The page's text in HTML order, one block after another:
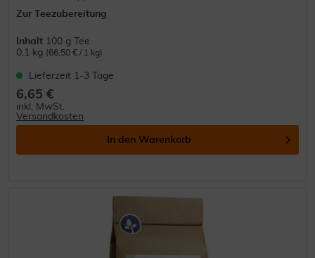
Zur Teezubereitung
Inhalt 100 g Tee
0.1 kg (66,50 € / 1 kg)
Lieferzeit 1-3 Tage
6,65 €
inkl. MwSt.
Versandkosten
In den Warenkorb